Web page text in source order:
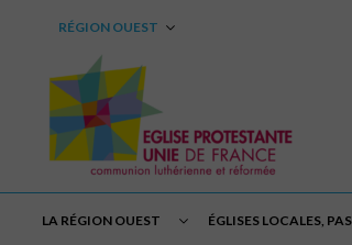
RÉGION OUEST
LA RÉGION OUEST ÉGLISES LOCALES,